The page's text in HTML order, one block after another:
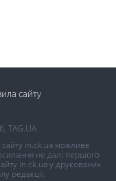
сайту
TAG.UA
сайту in.ck.ua можливе
не далі першого
in.ck.ua у друкованих
редакції.